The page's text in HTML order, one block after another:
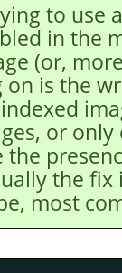
to use
in the
(or,
on is the
or
the
the
most